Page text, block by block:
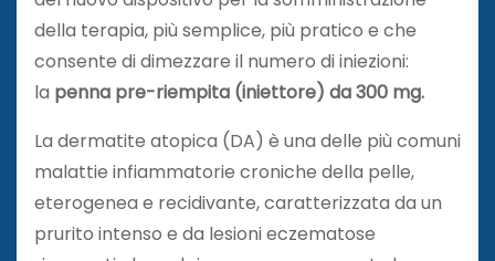
della terapia, più semplice, più pratico e che
consente di dimezzare il numero di iniezioni:
la penna pre-riempita (iniettore) da 300 mg.
La dermatite atopica (DA) è una delle più comuni
malattie infiammatorie croniche della pelle,
eterogenea e recidivante, caratterizzata da un
prurito intenso e da lesioni eczematose